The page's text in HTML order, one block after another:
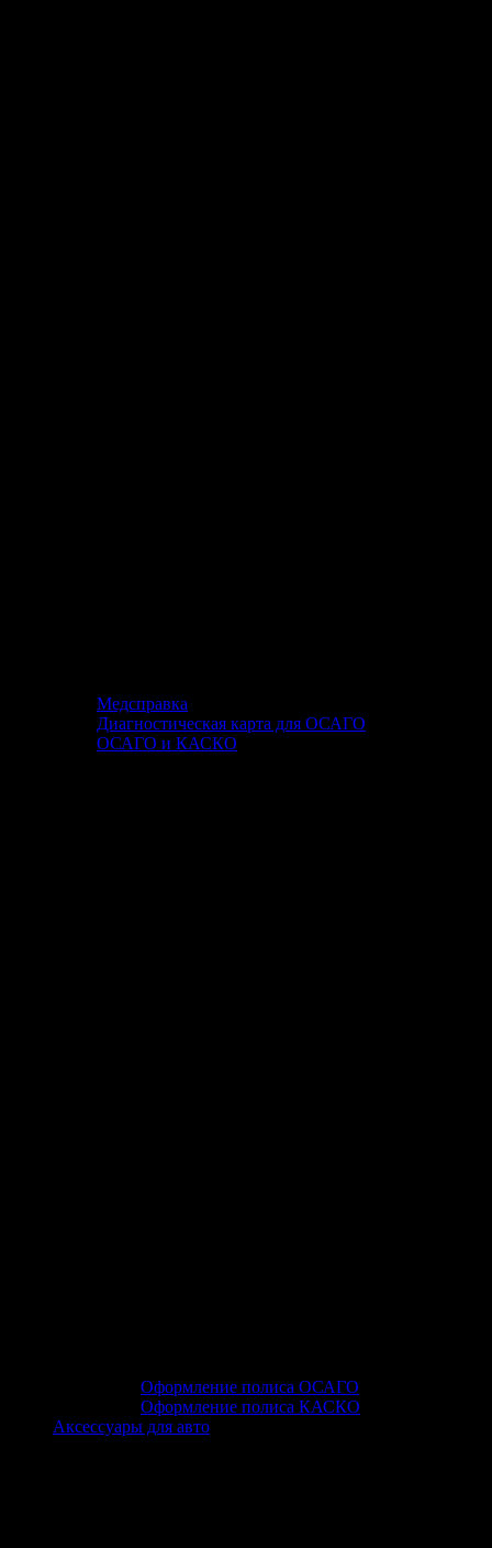
Медсправка
Диагностическая карта для ОСАГО
ОСАГО и КАСКО
Оформление полиса ОСАГО
Оформление полиса КАСКО
Аксессуары для авто